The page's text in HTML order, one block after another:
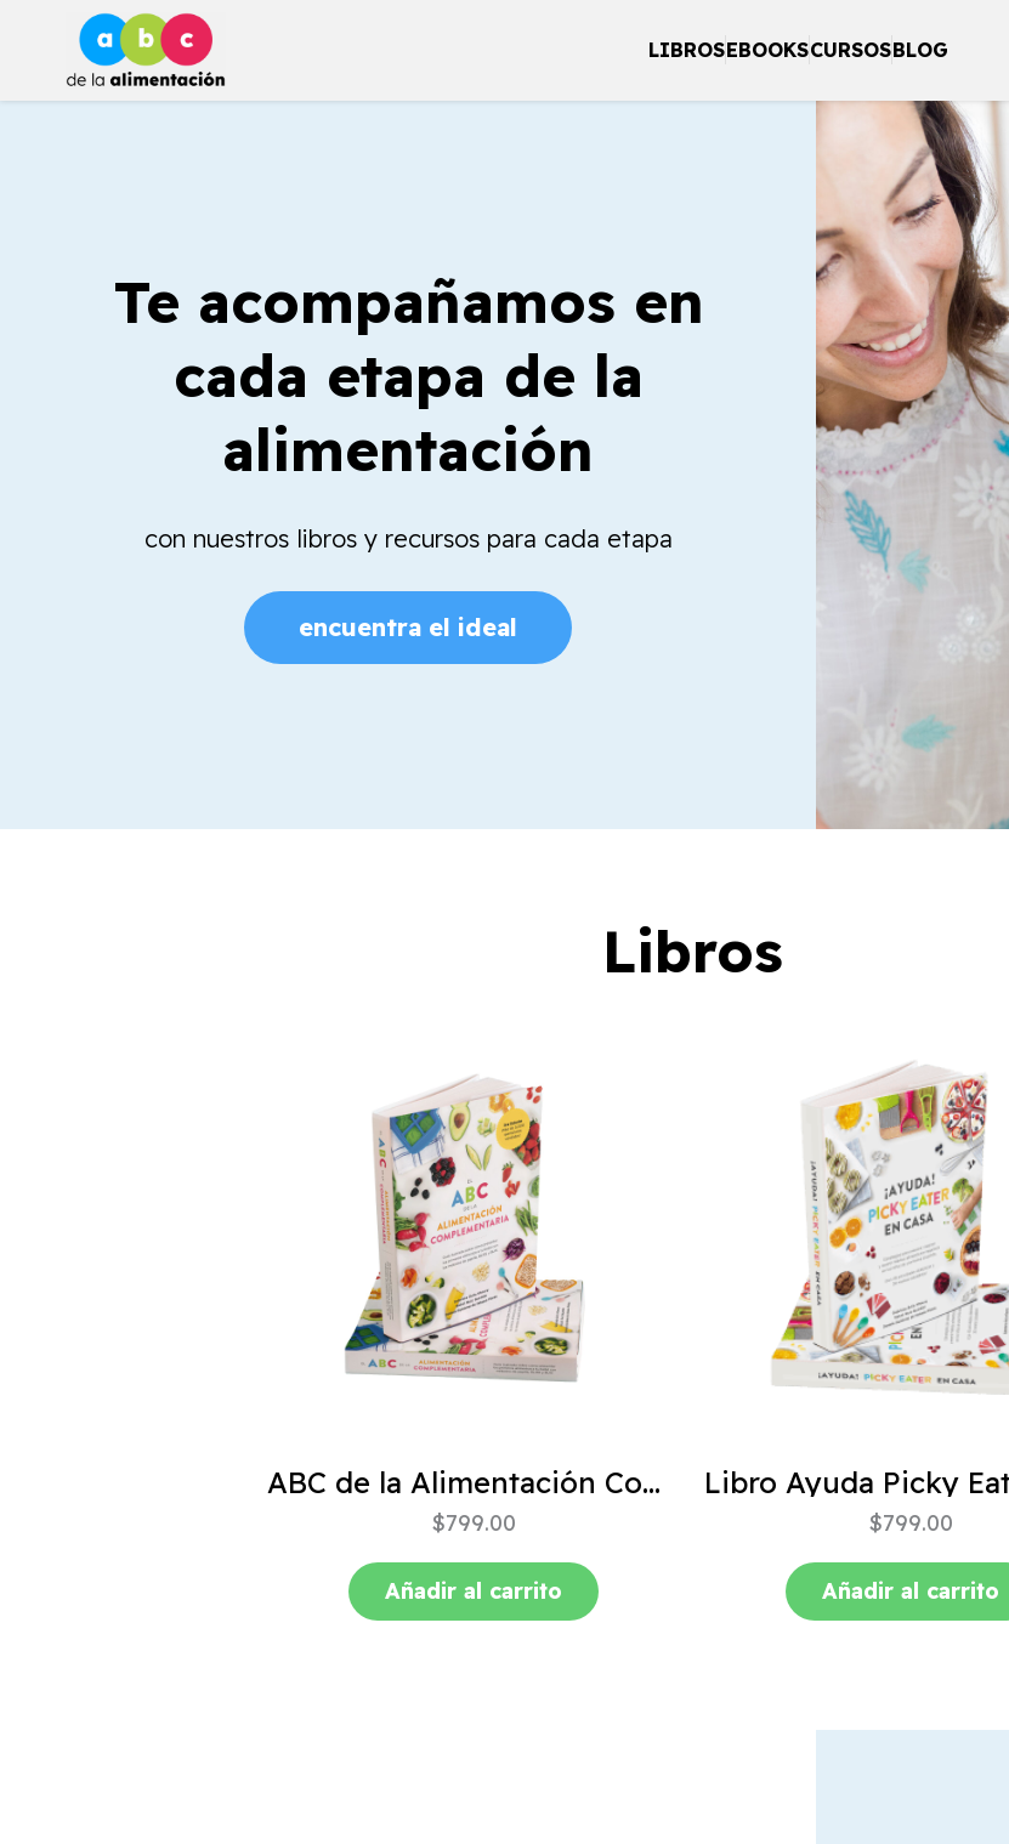
contenido
LIBROSEBOOKSCURSOSBLOG
Te acompañamos en
cada etapa de la
alimentación
con nuestros libros y recursos para cada etapa
encuentra el ideal
Libros
ABC de la Alimentación Complementaria 4ta edición
$799.00
Añadir al carrito
$799.00
Añadir al carrito